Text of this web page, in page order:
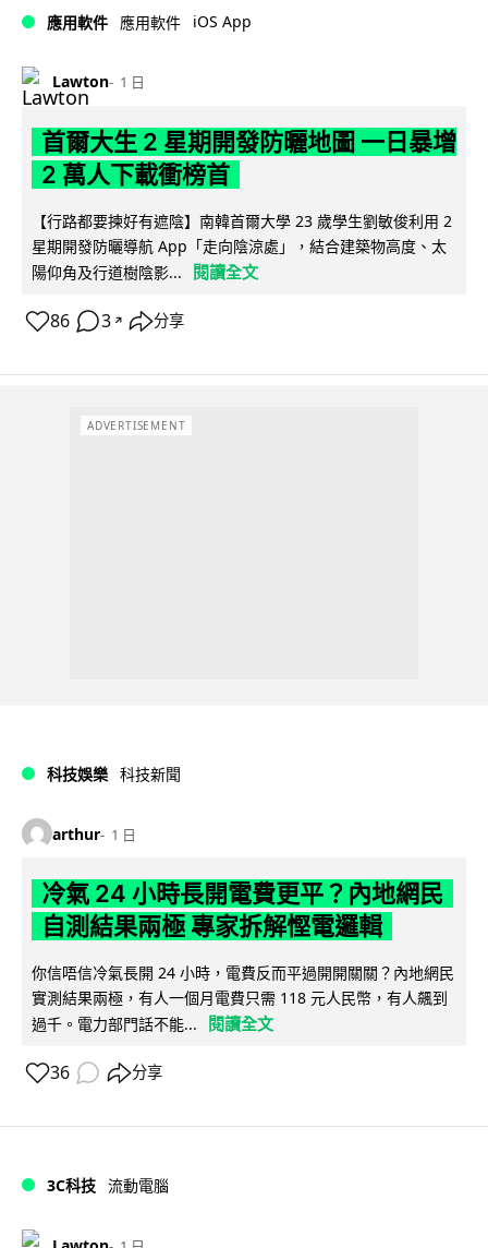
應用軟件 應用軟件 iOS App
Lawton 1 日
首爾大生 2 星期開發防曬地圖 一日暴增
2 萬人下載衝榜首
【行路都要揀好有遮陰】南韓首爾大學 23 歲學生劉敏俊利用 2
星期開發防曬導航 App「走向陰涼處」，結合建築物高度、太
陽仰角及行道樹陰影...
閱讀全文
86 3 ↗ 分享
ADVERTISEMENT
科技娛樂 科技新聞
arthur 1 日
冷氣 24 小時長開電費更平？內地網民
自測結果兩極 專家拆解慳電邏輯
你信唔信冷氣長開 24 小時，電費反而平過開開關關？內地網民
實測結果兩極，有人一個月電費只需 118 元人民幣，有人飆到
過千。電力部門話不能...
閱讀全文
36 分享
3C科技 流動電腦